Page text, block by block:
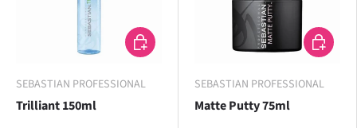
SEBASTIAN PROFESSIONAL
Trilliant 150ml
LEGG I HANDLEKURV
SEBASTIAN PROFESSIONAL
Matte Putty 75ml
LEGG I